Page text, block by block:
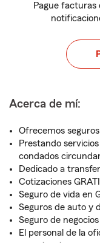
Pague facturas
Acerca de mí:
Ofrecemos
Prestando
condados
Dedicado a
Cotizaciones
Seguro de vida en
Seguros de auto y
Seguro de
El personal de la